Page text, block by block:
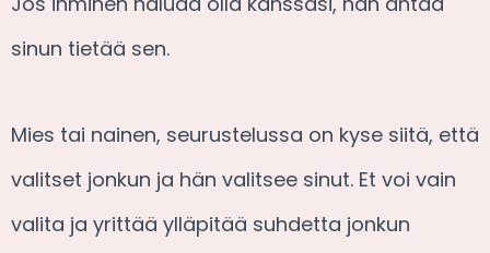
sinun tietää sen.
Mies tai nainen, seurustelussa on kyse siitä, että
valitset jonkun ja hän valitsee sinut. Et voi vain
valita ja yrittää ylläpitää suhdetta jonkun